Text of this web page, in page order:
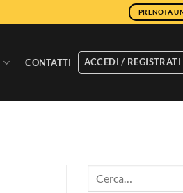
PRENOTA
CONTATTI ACCEDI / REGISTRATI